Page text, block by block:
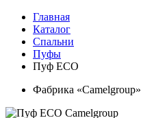
Главная
Каталог
Спальни
Пуфы
Пуф ECO
Фабрика «Camelgroup»